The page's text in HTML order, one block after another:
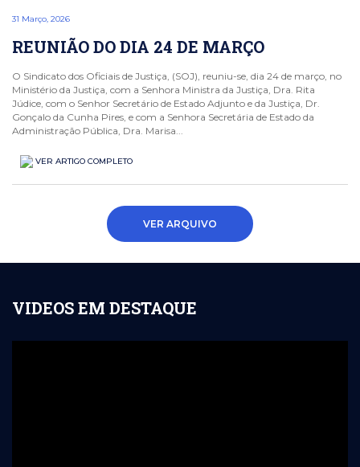
31 Março, 2026
REUNIÃO DO DIA 24 DE MARÇO
O Sindicato dos Oficiais de Justiça, (SOJ), reuniu-se, dia 24 de março, no
Ministério da Justiça, com a Senhora Ministra da Justiça, Dra. Rita
Júdice, com o Senhor Secretário de Estado Adjunto e da Justiça, Dr.
Gonçalo da Cunha Pires, e com a Senhora Secretária de Estado da
Administração Pública, Dra. Marisa...
VER ARTIGO COMPLETO
VER ARQUIVO
VIDEOS EM DESTAQUE